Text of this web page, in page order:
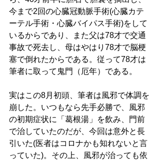
今まで2回の心臓冠動脈手術(心臓カテ
ーテル手術・心臓バイパス手術)をして
いるからであり、また父は78才で交通
事故で死去し、母はやはり78才で脳梗
塞で倒れたからである。従って78才は
筆者に取って鬼門（厄年）である。
実はこの8月初頭、筆者は風邪で体調を
崩した。いつもなら先手必勝で、風邪
の初期症状に「葛根湯」を飲み、門前
で治していたのだが、今回は意外と長
引いた(医者はコロナかも知れないと言
っていた)。その上、風邪が治っても依